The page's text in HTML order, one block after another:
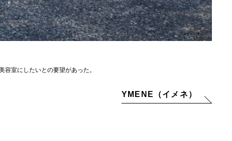
室にしたいとの要望があった。
YMENE（イメネ）